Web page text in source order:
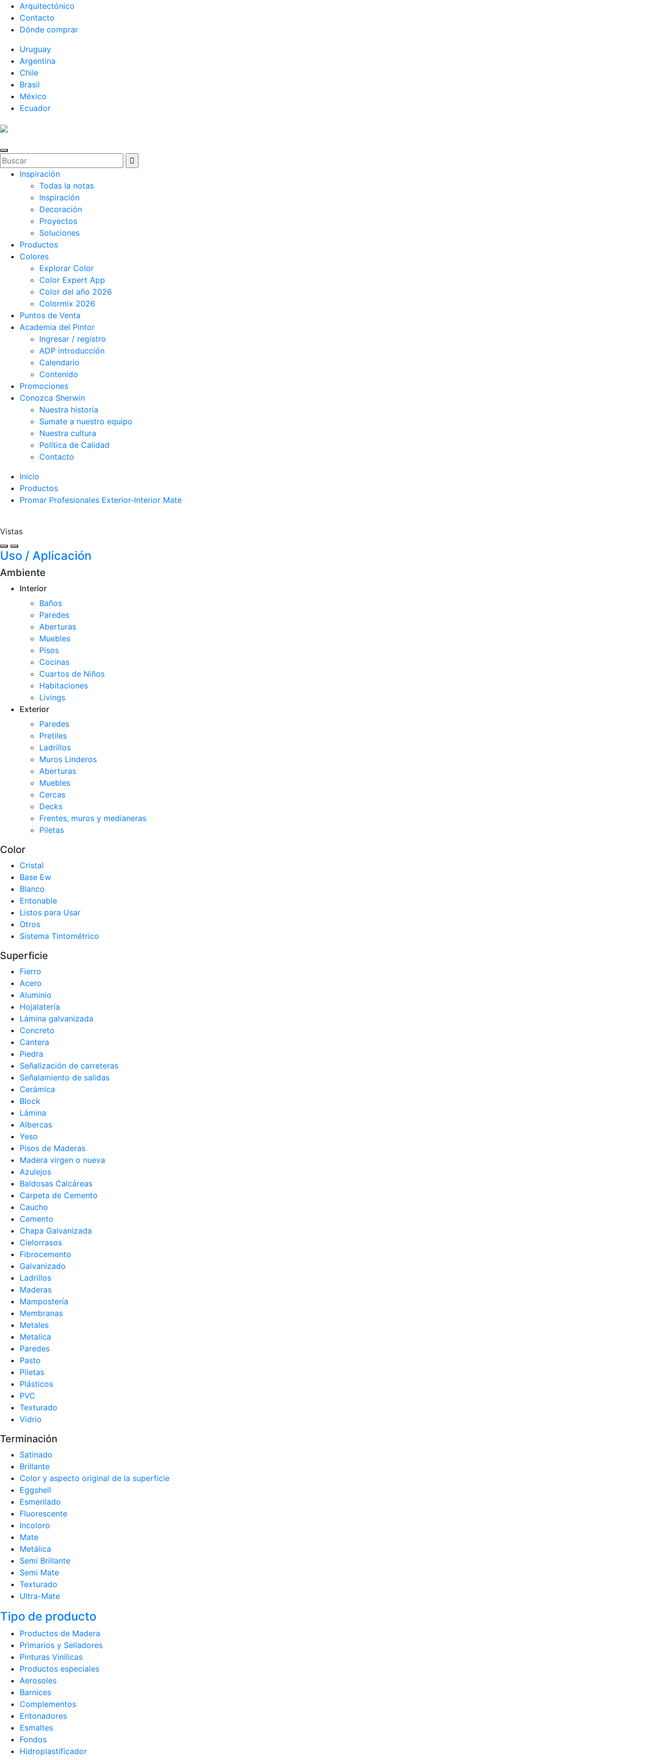
Arquitectónico
Contacto
Dónde comprar
Uruguay
Argentina
Chile
Brasil
México
Ecuador
Inspiración
Todas la notas
Inspiración
Decoración
Proyectos
Soluciones
Productos
Colores
Explorar Color
Color Expert App
Color del año 2026
Colormix 2026
Puntos de Venta
Academia del Pintor
Ingresar / registro
ADP introducción
Calendario
Contenido
Promociones
Conozca Sherwin
Nuestra historia
Sumate a nuestro equipo
Nuestra cultura
Política de Calidad
Contacto
Inicio
Productos
Promar Profesionales Exterior-Interior Mate
Vistas
Uso / Aplicación
Ambiente
Interior
Baños
Paredes
Aberturas
Muebles
Pisos
Cocinas
Cuartos de Niños
Habitaciones
Livings
Exterior
Paredes
Pretiles
Ladrillos
Muros Linderos
Aberturas
Muebles
Cercas
Decks
Frentes, muros y medianeras
Piletas
Color
Cristal
Base Ew
Blanco
Entonable
Listos para Usar
Otros
Sistema Tintométrico
Superficie
Fierro
Acero
Aluminio
Hojalatería
Lámina galvanizada
Concreto
Cantera
Piedra
Señalización de carreteras
Señalamiento de salidas
Cerámica
Block
Lámina
Albercas
Yeso
Pisos de Maderas
Madera virgen o nueva
Azulejos
Baldosas Calcáreas
Carpeta de Cemento
Caucho
Cemento
Chapa Galvanizada
Cielorrasos
Fibrocemento
Galvanizado
Ladrillos
Maderas
Mampostería
Membranas
Metales
Metalica
Paredes
Pasto
Piletas
Plásticos
PVC
Texturado
Vidrio
Terminación
Satinado
Brillante
Color y aspecto original de la superficie
Eggshell
Esmerilado
Fluorescente
Incoloro
Mate
Metálica
Semi Brillante
Semi Mate
Texturado
Ultra-Mate
Tipo de producto
Productos de Madera
Primarios y Selladores
Pinturas Vinilicas
Productos especiales
Aerosoles
Barnices
Complementos
Entonadores
Esmaltes
Fondos
Hidroplastificador